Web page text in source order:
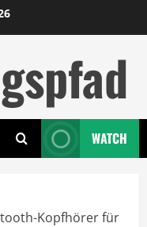
WATCH
Kopfhörer für